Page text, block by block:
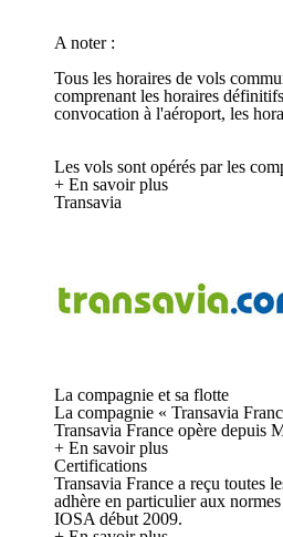
A noter :
Tous les horaires de vols
comprenant les horaires
convocation à l'aéroport, les
Les vols sont opérés par les
+ En savoir plus
Transavia
La compagnie et sa flotte
La compagnie « Transavia
Transavia France opère depuis
+ En savoir plus
Certifications
Transavia France a reçu toutes
adhère en particulier aux
IOSA début 2009.